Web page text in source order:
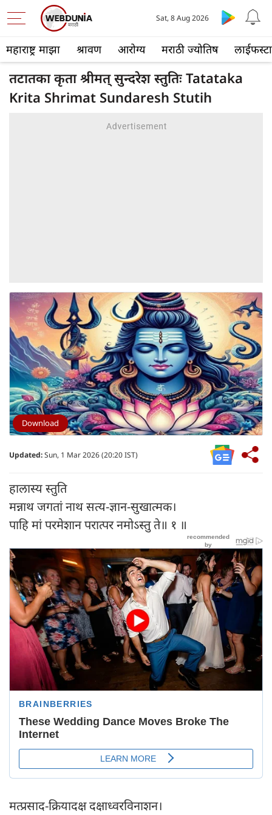
महाराष्ट्र माझा श्रावण आरोग्य मराठी ज्योतिष
Sat, 8 Aug 2026
तटातका कृता श्रीमत् सुन्दरेश स्तुतिः Tatataka
Krita Shrimat Sundaresh Stutih
Download
Updated:Sun, 1 Mar 2026 (20:20 IST)
हालास्य स्तुति
मन्नाथ जगतां नाथ सत्य-ज्ञान-सुखात्मक।
पाहि मां परमेशान परात्पर नमोऽस्तु ते॥ १ ॥
मत्प्रसाद-क्रियादक्ष दक्षाध्वरविनाशन।